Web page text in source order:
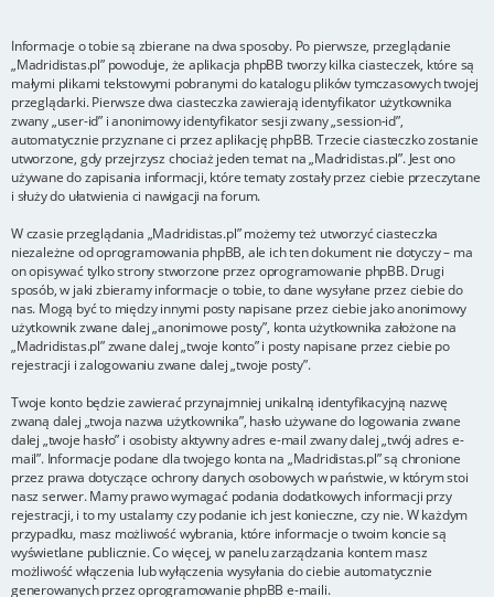
Informacje o tobie są zbierane na dwa sposoby. Po pierwsze, przeglądanie
„Madridistas.pl” powoduje, że aplikacja phpBB tworzy kilka ciasteczek, które są
małymi plikami tekstowymi pobranymi do katalogu plików tymczasowych twojej
przeglądarki. Pierwsze dwa ciasteczka zawierają identyfikator użytkownika
zwany „user-id” i anonimowy identyfikator sesji zwany „session-id”,
automatycznie przyznane ci przez aplikację phpBB. Trzecie ciasteczko zostanie
utworzone, gdy przejrzysz chociaż jeden temat na „Madridistas.pl”. Jest ono
używane do zapisania informacji, które tematy zostały przez ciebie przeczytane
i służy do ułatwienia ci nawigacji na forum.
W czasie przeglądania „Madridistas.pl” możemy też utworzyć ciasteczka
niezależne od oprogramowania phpBB, ale ich ten dokument nie dotyczy – ma
on opisywać tylko strony stworzone przez oprogramowanie phpBB. Drugi
sposób, w jaki zbieramy informacje o tobie, to dane wysyłane przez ciebie do
nas. Mogą być to między innymi posty napisane przez ciebie jako anonimowy
użytkownik zwane dalej „anonimowe posty”, konta użytkownika założone na
„Madridistas.pl” zwane dalej „twoje konto” i posty napisane przez ciebie po
rejestracji i zalogowaniu zwane dalej „twoje posty”.
Twoje konto będzie zawierać przynajmniej unikalną identyfikacyjną nazwę
zwaną dalej „twoja nazwa użytkownika”, hasło używane do logowania zwane
dalej „twoje hasło” i osobisty aktywny adres e-mail zwany dalej „twój adres e-
mail”. Informacje podane dla twojego konta na „Madridistas.pl” są chronione
przez prawa dotyczące ochrony danych osobowych w państwie, w którym stoi
nasz serwer. Mamy prawo wymagać podania dodatkowych informacji przy
rejestracji, i to my ustalamy czy podanie ich jest konieczne, czy nie. W każdym
przypadku, masz możliwość wybrania, które informacje o twoim koncie są
wyświetlane publicznie. Co więcej, w panelu zarządzania kontem masz
możliwość włączenia lub wyłączenia wysyłania do ciebie automatycznie
generowanych przez oprogramowanie phpBB e-maili.